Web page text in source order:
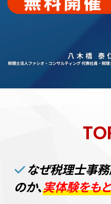
なぜ税理士事
のか、実体験をも